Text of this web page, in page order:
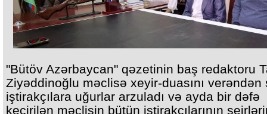
"Bütöv Azərbaycan" qəzetinin baş redaktoru
Ziyəddinoğlu məclisə xeyir-duasını verəndən
iştirakçılara uğurlar arzuladı və ayda bir dəfə
keçirilən məclisin bütün iştirakçılarının